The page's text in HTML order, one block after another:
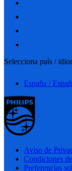
Selecciona país /
España /
Aviso de
Condiciones
Preferencias